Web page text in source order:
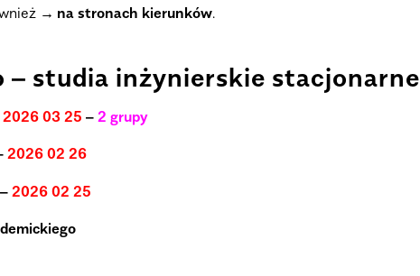
na stronach kierunków.
– studia inżynierskie stacjonarne
2026 03 25 – 2 grupy
2026 02 26
2026 02 25